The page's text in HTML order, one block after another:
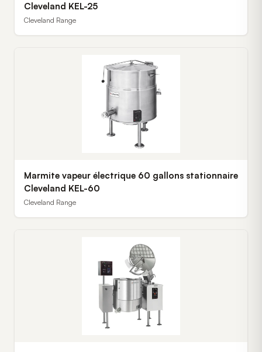
Cleveland KEL-25
Cleveland Range
Marmite vapeur électrique 60 gallons stationnaire
Cleveland KEL-60
Cleveland Range